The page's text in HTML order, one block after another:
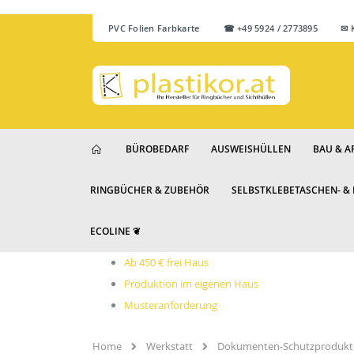
PVC Folien Farbkarte ☎ +49 5924 / 2773895 ✉
BÜROBEDARF AUSWEISHÜLLEN BAU &
RINGBÜCHER & ZUBEHÖR SELBSTKLEBETASCHEN- &
ECOLINE ❦
Ab 450 € frei Haus
Produktion im eigenen Haus
Musteranforderung
Home Werkstatt Dokumenten-